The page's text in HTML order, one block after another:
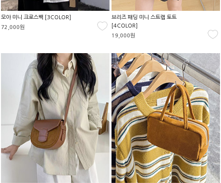
모아 미니 크로스백 [3COLOR]
72,000원
브리즈 패딩 미니 스트랩 토트
[4COLOR]
19,000원